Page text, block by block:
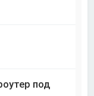
под